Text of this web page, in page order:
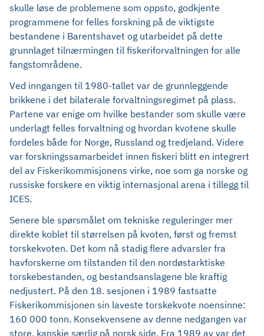
skulle løse de problemene som oppsto, godkjente
programmene for felles forskning på de viktigste
bestandene i Barentshavet og utarbeidet på dette
grunnlaget tilnærmingen til fiskeriforvaltningen for alle
fangstområdene.
Ved inngangen til 1980-tallet var de grunnleggende
brikkene i det bilaterale forvaltningsregimet på plass.
Partene var enige om hvilke bestander som skulle være
underlagt felles forvaltning og hvordan kvotene skulle
fordeles både for Norge, Russland og tredjeland. Videre
var forskningssamarbeidet innen fiskeri blitt en integrert
del av Fiskerikommisjonens virke, noe som ga norske og
russiske forskere en viktig internasjonal arena i tillegg til
ICES.
Senere ble spørsmålet om tekniske reguleringer mer
direkte koblet til størrelsen på kvoten, først og fremst
torskekvoten. Det kom nå stadig flere advarsler fra
havforskerne om tilstanden til den nordøstarktiske
torskebestanden, og bestandsanslagene ble kraftig
nedjustert. På den 18. sesjonen i 1989 fastsatte
Fiskerikommisjonen sin laveste torskekvote noensinne:
160 000 tonn. Konsekvensene av denne nedgangen var
store, kanskje særlig på norsk side. Fra 1989 av var det